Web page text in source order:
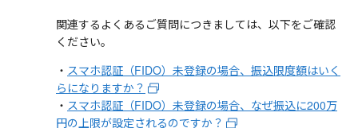
関連するよくあるご質問につきましては、以下をご確認
ください。
・ スマホ認証（FIDO）未登録の場合、振込限度額はいく
らになりますか？
・ スマホ認証（FIDO）未登録の場合、なぜ振込に200万
円の上限が設定されるのですか？